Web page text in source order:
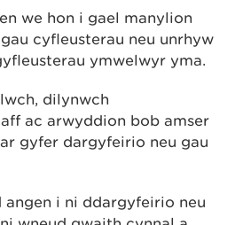
we hon i gael manylion
cyfleusterau neu unrhyw
ymwelwyr yma.
dilynwch
ac arwyddion bob amser
gyfer dargyfeirio neu gau
angen i ni ddargyfeirio neu